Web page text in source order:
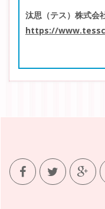
汰思（テス）株式会
https://